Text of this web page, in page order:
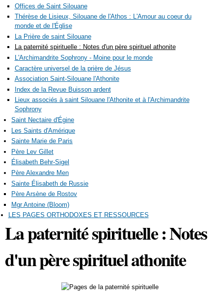
Offices de Saint Silouane
Thérèse de Lisieux, Silouane de l'Athos : L'Amour au coeur du
monde et de l'Église
La Prière de saint Silouane
La paternité spirituelle : Notes d'un père spirituel athonite
L'Archimandrite Sophrony - Moine pour le monde
Caractère universel de la prière de Jésus
Association Saint-Silouane l'Athonite
Index de la Revue Buisson ardent
Lieux associés à saint Silouane l'Athonite et à l'Archimandrite
Sophrony
Saint Nectaire d'Égine
Les Saints d'Amérique
Sainte Marie de Paris
Père Lev Gillet
Élisabeth Behr-Sigel
Père Alexandre Men
Sainte Élisabeth de Russie
Père Arsène de Rostov
Mgr Antoine (Bloom)
LES PAGES ORTHODOXES ET RESSOURCES
La paternité spirituelle : Notes
d'un père spirituel athonite